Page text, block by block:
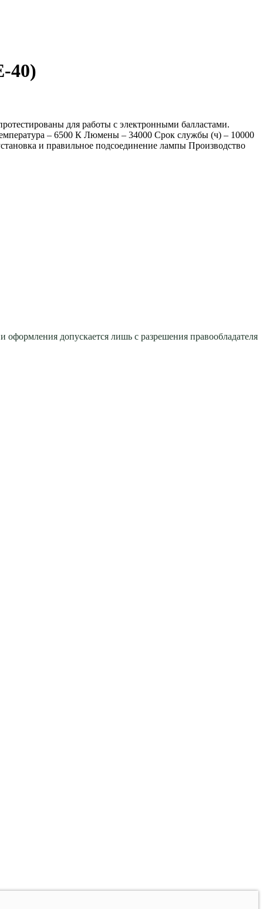
40)
для работы с электронными балластами.
– 6500 К Люмены – 34000 Срок службы (ч) – 10000
и правильное подсоединение лампы Производство
допускается лишь с разрешения правообладателя